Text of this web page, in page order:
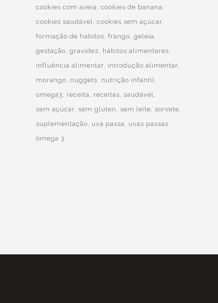
cookies com aveia
cookies de banana
cookies saudável
cookies sem açúcar
formação de hábitos frango geleia
gestação gravidez
hábitos alimentares
influência alimentar introdução alimentar
morango
nuggets
nutrição infantil
omega3
receita receitas
saudável
sem açúcar sem glúten sem leite
sorvete
suplementação
uva passa
uvas passas
ômega 3